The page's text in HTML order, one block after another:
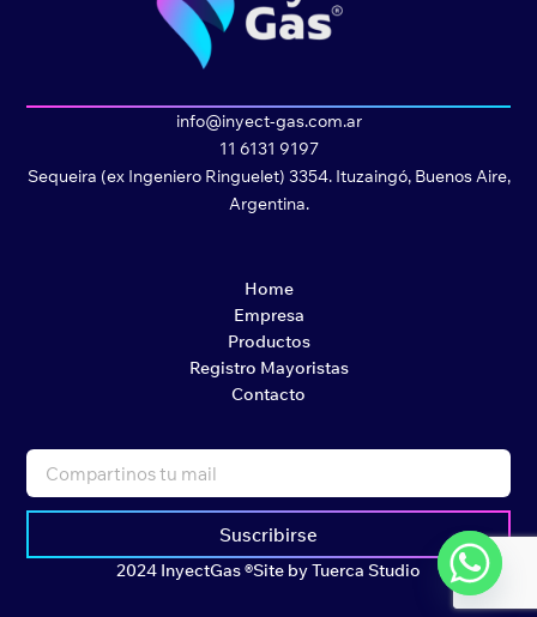
info@inyect-gas.com.ar
11 6131 9197
Sequeira (ex Ingeniero Ringuelet) 3354. Ituzaingó, Buenos Aire,
Argentina.
Home
Empresa
Productos
Registro Mayoristas
Contacto
Suscribirse
2024 InyectGas ®Site by Tuerca Studio